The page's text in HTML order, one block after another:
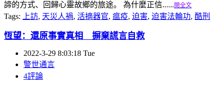
諦的方式、回歸心靈故鄉的旅途。 為什麼正信...... 閱全文
Tags: 上訪, 天災人禍, 活摘器官, 瘟疫, 迫害, 迫害法輪功, 酷刑
恆望：還原事實真相 摒棄謊言自救
2022-3-29 8:03:18 Tue
警世通言
4評論